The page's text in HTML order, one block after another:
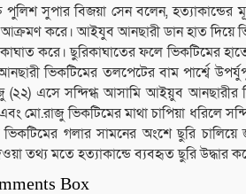
পুলিশ সুপার বিজয়া সেন বলেন,
করে। আইযুব আনছারী ডান হাত দিয়ে
করে। ছুরিকাঘাতের ফলে ভিকটিমের
ভিকটিমের তলপেটের বাম পার্শ্বে
এসে সন্দিগ্ধ আসামি আইয়ুব আনছারীর
এবং মো.রাজু ভিকটিমের মাথা চাপিয়া
গলার সামনের অংশে ছুরি
তথ্য মতে হত্যাকান্ডে ব্যবহৃত ছুরি উদ্ধার
Box